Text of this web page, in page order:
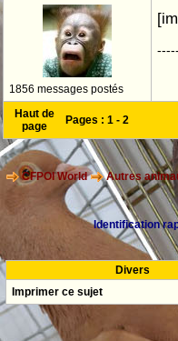
1856 messages postés
Haut de
page
Pages : 1 - 2
CFPOI World Autres
Identification
Divers
Imprimer ce sujet